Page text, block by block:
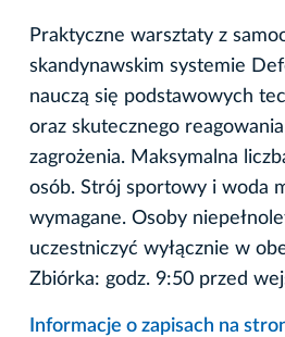
Praktyczne warsztaty z
skandynawskim systemie
nauczą się podstawowych
oraz skutecznego
zagrożenia. Maksymalna
osób. Strój sportowy i woda
wymagane. Osoby
uczestniczyć wyłącznie w
Zbiórka: godz. 9:50 przed
Informacje o zapisach na